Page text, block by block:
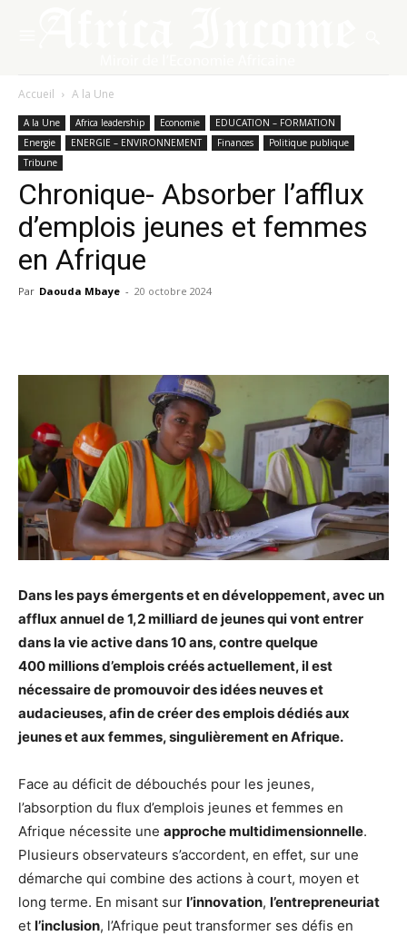
Accueil A la Une
A la Une Africa leadership Economie
EDUCATION – FORMATION
Energie
ENERGIE – ENVIRONNEMENT Finances
Politique publique
Tribune
Chronique- Absorber l’afflux
d’emplois jeunes et femmes
en Afrique
Par Daouda Mbaye - 20 octobre 2024
Dans les pays émergents et en développement, avec un
afflux annuel de 1,2 milliard de jeunes qui vont entrer
dans la vie active dans 10 ans, contre quelque
400 millions d’emplois créés actuellement, il est
nécessaire de promouvoir des idées neuves et
audacieuses, afin de créer des emplois dédiés aux
jeunes et aux femmes, singulièrement en Afrique.
Face au déficit de débouchés pour les jeunes,
l’absorption du flux d’emplois jeunes et femmes en
Afrique nécessite une approche multidimensionnelle.
Plusieurs observateurs s’accordent, en effet, sur une
démarche qui combine des actions à court, moyen et
long terme. En misant sur l’innovation, l’entrepreneuriat
et l’inclusion, l’Afrique peut transformer ses défis en